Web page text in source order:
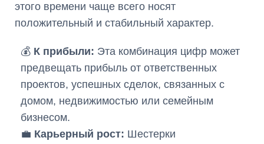
этого времени чаще всего носят
положительный и стабильный характер.
💰 К прибыли: Эта комбинация цифр может
предвещать прибыль от ответственных
проектов, успешных сделок, связанных с
домом, недвижимостью или семейным
бизнесом.
💼 Карьерный рост: Шестерки